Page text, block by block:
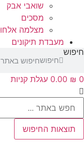
שואבי אבק
מסכים
מצלמה אלחוטית
מעבדת תיקונים
חיפוש
‎0.00 עגלת קניות
החיפוש